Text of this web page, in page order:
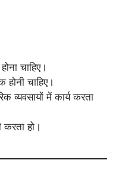
चाहिए।
चाहिए।
व्यवसायों में कार्य करता
करता हो।